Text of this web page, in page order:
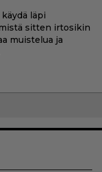
läpi
sitten irtosikin
muistelua ja